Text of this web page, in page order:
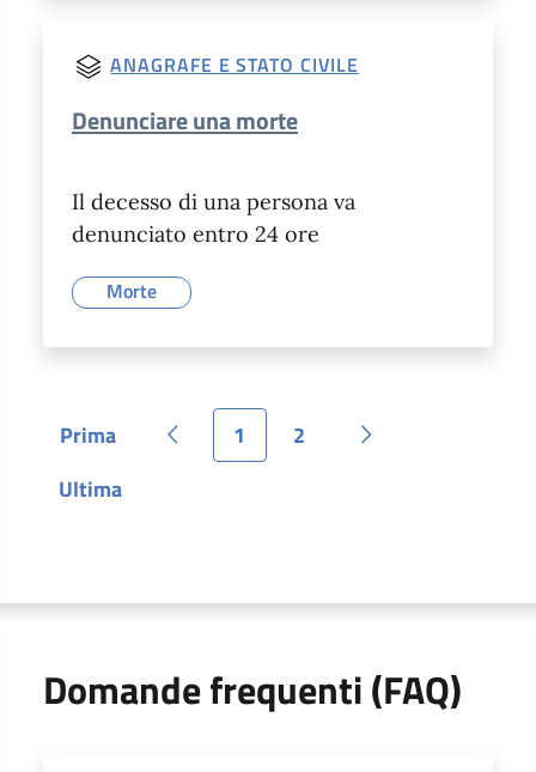
ANAGRAFE E STATO CIVILE
Denunciare una morte
Il decesso di una persona va
denunciato entro 24 ore
Morte
Pagina
Prima Pagina precedente
Pagina
1 Pagina
2
Pagina successiva
Pagina
Ultima
Domande frequenti (FAQ)